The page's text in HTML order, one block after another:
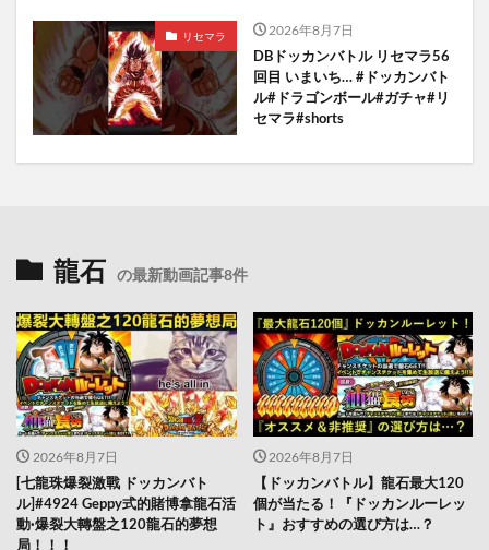
リセマラ 2026年8月7日
DBドッカンバトル リセマラ56
回目 いまいち… #ドッカンバト
ル#ドラゴンボール#ガチャ#リ
セマラ#shorts
龍石 の最新動画記事8件
2026年8月7日
[七龍珠爆裂激戰 ドッカンバト
ル]#4924 Geppy式的賭博拿龍石活
動·爆裂大轉盤之120龍石的夢想
局！！！
2026年8月7日
【ドッカンバトル】龍石最大120
個が当たる！『ドッカンルーレッ
ト』おすすめの選び方は…？